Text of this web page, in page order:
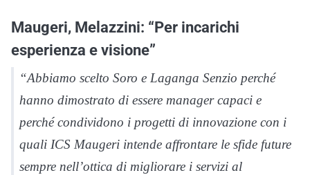
Maugeri, Melazzini: “Per incarichi
esperienza e visione”
“Abbiamo scelto Soro e Laganga Senzio perché
hanno dimostrato di essere manager capaci e
perché condividono i progetti di innovazione con i
quali ICS Maugeri intende affrontare le sfide future
sempre nell’ottica di migliorare i servizi al